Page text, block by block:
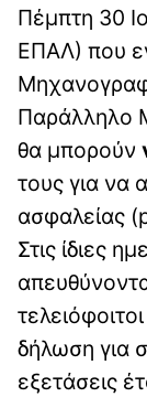
Πέμπτη 30
ΕΠΑΛ) που
Παράλληλο
θα μπορούν
τους για να
ασφαλείας
Στις ίδιες
δήλωση για
εξετάσεις